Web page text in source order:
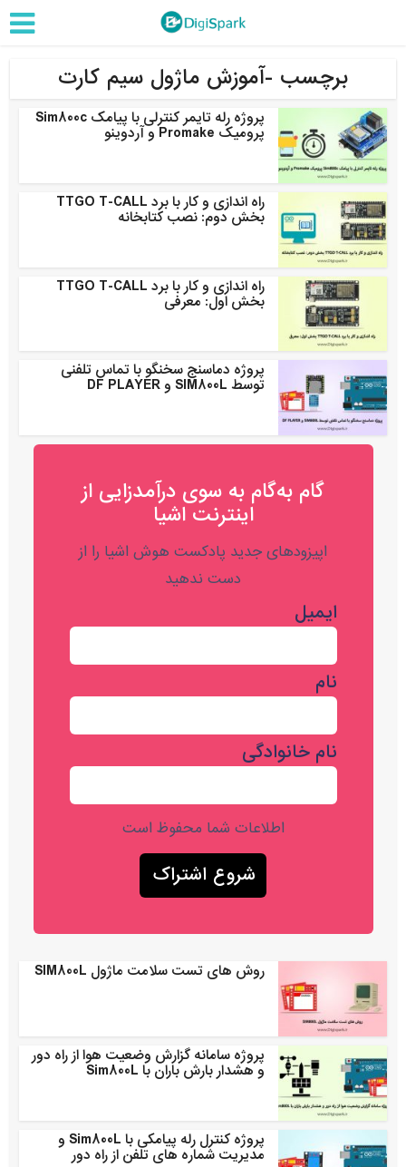
برچسب -آموزش ماژول سیم کارت
پروژه رله تایمر کنترلی با پیامک Sim800c
پرومیک Promake و آردوینو
راه اندازی و کار با برد TTGO T-CALL
بخش دوم: نصب کتابخانه
راه اندازی و کار با برد TTGO T-CALL
بخش اول: معرفی
پروژه دماسنج سخنگو با تماس تلفنی
توسط SIM800L و DF PLAYER
گام به‌گام به‌ سوی درآمدزایی از
اینترنت اشیا
اپیزودهای جدید پادکست هوش اشیا را از
دست ندهید
ایمیل
نام
نام خانوادگی
اطلاعات شما محفوظ است
روش های تست سلامت ماژول SIM800L
پروژه سامانه گزارش وضعیت هوا از راه دور
و هشدار بارش باران با Sim800L
پروژه کنترل رله پیامکی با Sim800L و
مدیریت شماره های تلفن از راه دور